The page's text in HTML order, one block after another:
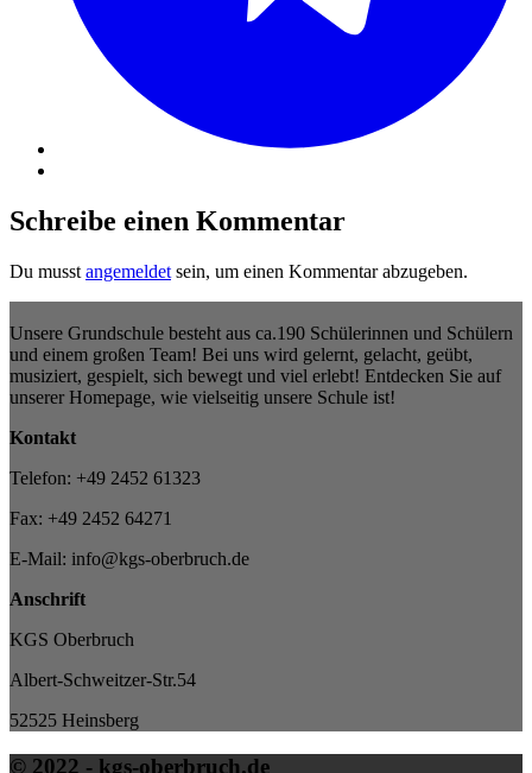
Schreibe einen Kommentar
Du musst angemeldet sein, um einen Kommentar abzugeben.
Unsere Grundschule besteht aus ca.190 Schülerinnen und Schülern
und einem großen Team! Bei uns wird gelernt, gelacht, geübt,
musiziert, gespielt, sich bewegt und viel erlebt! Entdecken Sie auf
unserer Homepage, wie vielseitig unsere Schule ist!
Kontakt
Telefon: +49 2452 61323
Fax: +49 2452 64271
E-Mail: info@kgs-oberbruch.de
Anschrift
KGS Oberbruch
Albert-Schweitzer-Str.54
52525 Heinsberg
© 2022 - kgs-oberbruch.de